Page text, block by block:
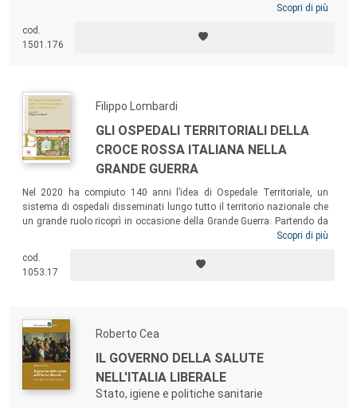
ricerca scientifica o, più semplicemente, viaggio avventuroso. I risultati
medici viaggiatori: testi non solo scientifici, ma anche storici, a
completare l’affresco di una civiltà legata alla Serenissima da rapporti
Scopri di più
cod.
1501.176
Filippo Lombardi
GLI OSPEDALI TERRITORIALI DELLA
CROCE ROSSA ITALIANA NELLA
GRANDE GUERRA
Nel 2020 ha compiuto 140 anni l’idea di Ospedale Territoriale, un
sistema di ospedali disseminati lungo tutto il territorio nazionale che
un grande ruolo ricoprì in occasione della Grande Guerra. Partendo da
una visione generale dell’organizzazione territoriale della Croce Rossa,
rete ospedaliera si sia sviluppata in diverse e specifiche realtà locali,
dalle grandi città fino alle più piccole località di provincia.
Scopri di più
cod.
1053.17
Roberto Cea
IL GOVERNO DELLA SALUTE
NELL'ITALIA LIBERALE
Stato, igiene e politiche sanitarie